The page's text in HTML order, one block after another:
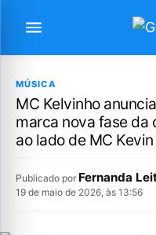
MÚSICA
MC Kelvinho
marca nova fase da
ao lado de MC Kevin
Publicado por Fernanda
19 de maio de 2026, às 13:56